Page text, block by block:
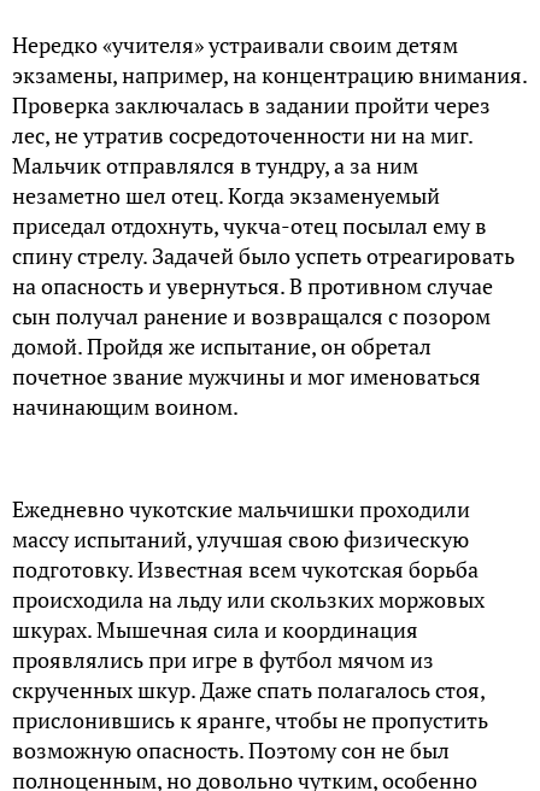
Нередко «учителя» устраивали своим детям
экзамены, например, на концентрацию внимания.
Проверка заключалась в задании пройти через
лес, не утратив сосредоточенности ни на миг.
Мальчик отправлялся в тундру, а за ним
незаметно шел отец. Когда экзаменуемый
приседал отдохнуть, чукча-отец посылал ему в
спину стрелу. Задачей было успеть отреагировать
на опасность и увернуться. В противном случае
сын получал ранение и возвращался с позором
домой. Пройдя же испытание, он обретал
почетное звание мужчины и мог именоваться
начинающим воином.
Ежедневно чукотские мальчишки проходили
массу испытаний, улучшая свою физическую
подготовку. Известная всем чукотская борьба
происходила на льду или скользких моржовых
шкурах. Мышечная сила и координация
проявлялись при игре в футбол мячом из
скрученных шкур. Даже спать полагалось стоя,
прислонившись к яранге, чтобы не пропустить
возможную опасность. Поэтому сон не был
полноценным, но довольно чутким, особенно